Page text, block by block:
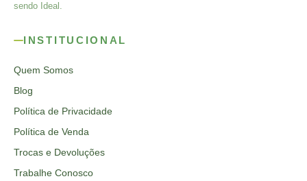
sendo Ideal.
INSTITUCIONAL
Quem Somos
Blog
Política de Privacidade
Política de Venda
Trocas e Devoluções
Trabalhe Conosco